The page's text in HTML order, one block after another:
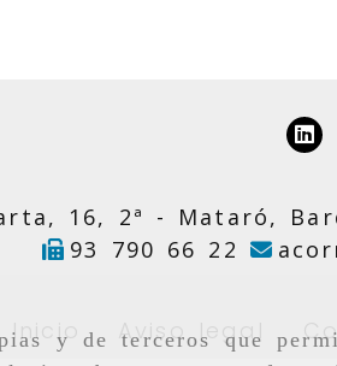
y de terceros que
16, 2ª - Mataró,
93 790 66 22
Inicio Aviso legal